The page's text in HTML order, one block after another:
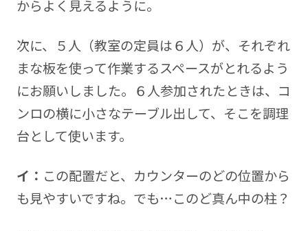
からよく見えるように。
次に、５人（教室の定員は６人）が、それぞれ
まな板を使って作業するスペースがとれるよう
にお願いしました。６人参加されたときは、コ
ンロの横に小さなテーブル出して、そこを調理
台として使います。
イ： この配置だと、カウンターのどの位置から
も見やすいですね。でも…このど真ん中の柱？